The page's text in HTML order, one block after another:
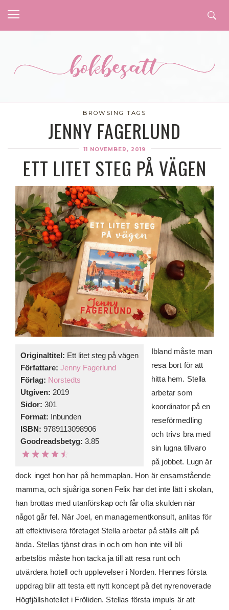
BROWSING TAGS
JENNY FAGERLUND
11 NOVEMBER, 2019
ETT LITET STEG PÅ VÄGEN
Originaltitel: Ett litet steg på vägen
Författare: Jenny Fagerlund
Förlag: Norstedts
Utgiven: 2019
Sidor: 301
Format: Inbunden
ISBN: 9789113098906
Goodreadsbetyg: 3.85
Ibland måste man
resa bort för att
hitta hem. Stella
arbetar som
koordinator på en
reseförmedling
och trivs bra med
sin lugna tillvaro
på jobbet. Lugn är
dock inget hon har på hemmaplan. Hon är ensamstående
mamma, och sjuåriga sonen Felix har det inte lätt i skolan,
han brottas med utanförskap och får ofta skulden när
något går fel. När Joel, en managementkonsult, anlitas för
att effektivisera företaget Stella arbetar på ställs allt på
ända. Stellas tjänst dras in och om hon inte vill bli
arbetslös måste hon tacka ja till att resa runt och
utvärdera hotell och upplevelser i Norden. Hennes första
uppdrag blir att testa ett nytt koncept på det nyrenoverade
Högfjällshotellet i Fröliden. Stellas första impuls är att